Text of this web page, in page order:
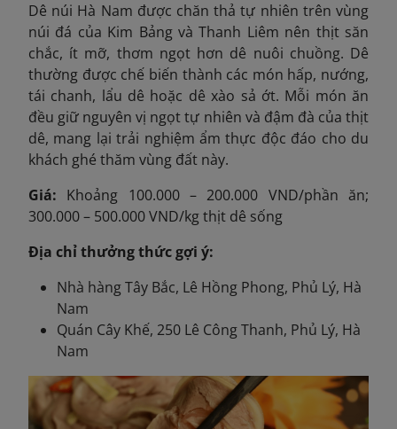
Dê núi Hà Nam được chăn thả tự nhiên trên vùng
núi đá của Kim Bảng và Thanh Liêm nên thịt săn
chắc, ít mỡ, thơm ngọt hơn dê nuôi chuồng. Dê
thường được chế biến thành các món hấp, nướng,
tái chanh, lẩu dê hoặc dê xào sả ớt. Mỗi món ăn
đều giữ nguyên vị ngọt tự nhiên và đậm đà của thịt
dê, mang lại trải nghiệm ẩm thực độc đáo cho du
khách ghé thăm vùng đất này.
Giá: Khoảng 100.000 – 200.000 VND/phần ăn;
300.000 – 500.000 VND/kg thịt dê sống
Địa chỉ thưởng thức gợi ý:
Nhà hàng Tây Bắc, Lê Hồng Phong, Phủ Lý, Hà
Nam
Quán Cây Khế, 250 Lê Công Thanh, Phủ Lý, Hà
Nam